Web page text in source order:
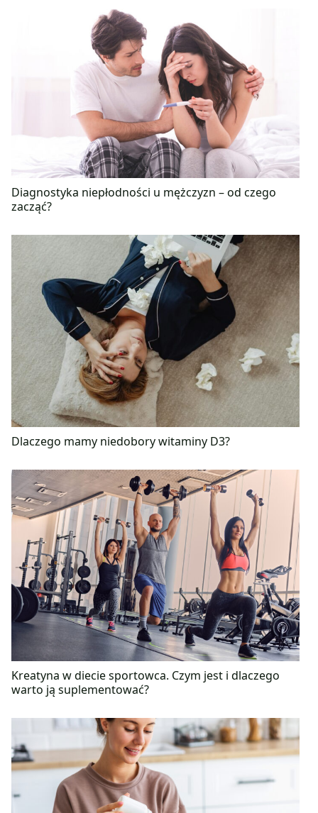
Diagnostyka niepłodności u mężczyzn – od czego
zacząć?
Dlaczego mamy niedobory witaminy D3?
Kreatyna w diecie sportowca. Czym jest i dlaczego
warto ją suplementować?